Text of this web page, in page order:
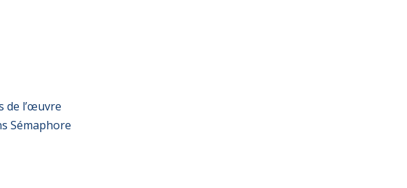
de l’œuvre
Sémaphore